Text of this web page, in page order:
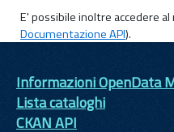
E' possibile inoltre accedere
Documentazione API).
Informazioni OpenData
Lista cataloghi
CKAN API